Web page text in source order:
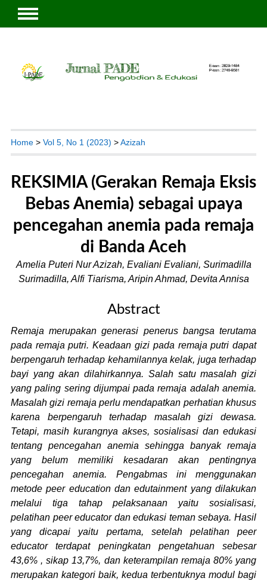
Home> Vol 5, No 1 (2023) >Azizah
REKSIMIA (Gerakan Remaja Eksis
Bebas Anemia) sebagai upaya
pencegahan anemia pada remaja
di Banda Aceh
Amelia Puteri Nur Azizah, Evaliani Evaliani, Surimadilla
Surimadilla, Alfi Tiarisma, Aripin Ahmad, Devita Annisa
Abstract
Remaja merupakan generasi penerus bangsa terutama
pada remaja putri. Keadaan gizi pada remaja putri dapat
berpengaruh terhadap kehamilannya kelak, juga terhadap
bayi yang akan dilahirkannya. Salah satu masalah gizi
yang paling sering dijumpai pada remaja adalah anemia.
Masalah gizi remaja perlu mendapatkan perhatian khusus
karena berpengaruh terhadap masalah gizi dewasa.
Tetapi, masih kurangnya akses, sosialisasi dan edukasi
tentang pencegahan anemia sehingga banyak remaja
yang belum memiliki kesadaran akan pentingnya
pencegahan anemia. Pengabmas ini menggunakan
metode peer education dan edutainment yang dilakukan
melalui tiga tahap pelaksanaan yaitusosialisasi,
pelatihan peer educator dan edukasi teman sebaya. Hasil
yang dicapai yaitu pertama, setelah pelatihan peer
educator terdapat peningkatan pengetahuan sebesar
43,6% , sikap 13,7%, dan keterampilan remaja 80% yang
merupakan kategori baik, kedua terbentuknya modul bagi